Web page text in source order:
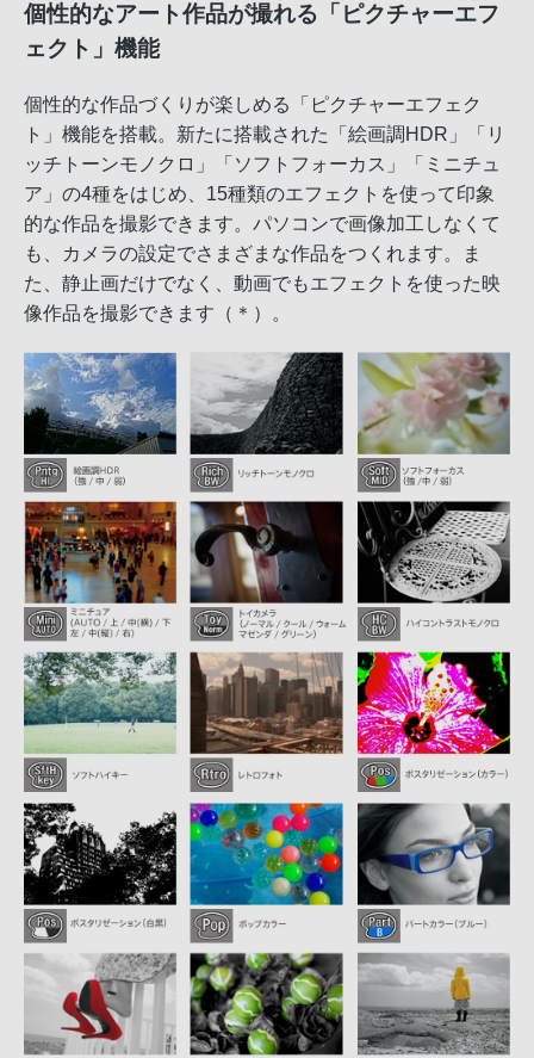
個性的なアート作品が撮れる「ピクチャーエフ
ェクト」機能
個性的な作品づくりが楽しめる「ピクチャーエフェク
ト」機能を搭載。新たに搭載された「絵画調HDR」「リ
ッチトーンモノクロ」「ソフトフォーカス」「ミニチュ
ア」の4種をはじめ、15種類のエフェクトを使って印象
的な作品を撮影できます。パソコンで画像加工しなくて
も、カメラの設定でさまざまな作品をつくれます。ま
た、静止画だけでなく、動画でもエフェクトを使った映
像作品を撮影できます（＊）。